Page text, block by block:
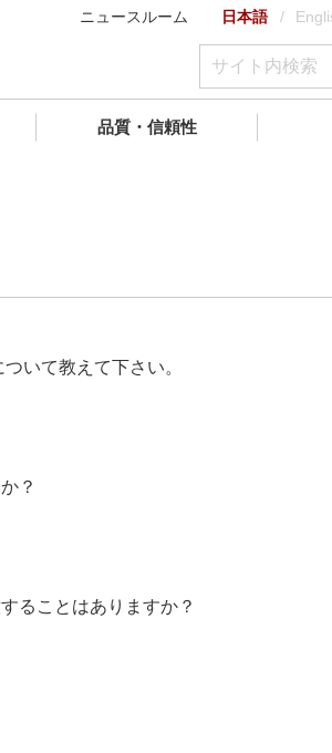
ニュースルーム 日本語
品質・信頼性
いて教えて下さい。
？
ることはありますか？